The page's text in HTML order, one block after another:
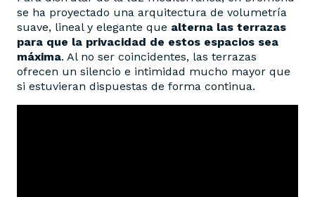
se ha proyectado una arquitectura de volumetría
suave, lineal y elegante que alterna las terrazas
para que la privacidad de estos espacios sea
máxima. Al no ser coincidentes, las terrazas
ofrecen un silencio e intimidad mucho mayor que
si estuvieran dispuestas de forma continua.